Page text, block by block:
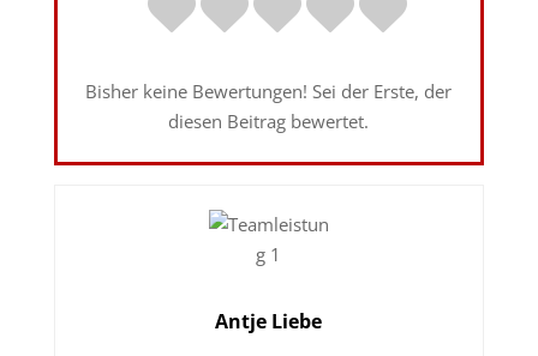
Bisher keine Bewertungen! Sei der Erste, der
diesen Beitrag bewertet.
Antje Liebe